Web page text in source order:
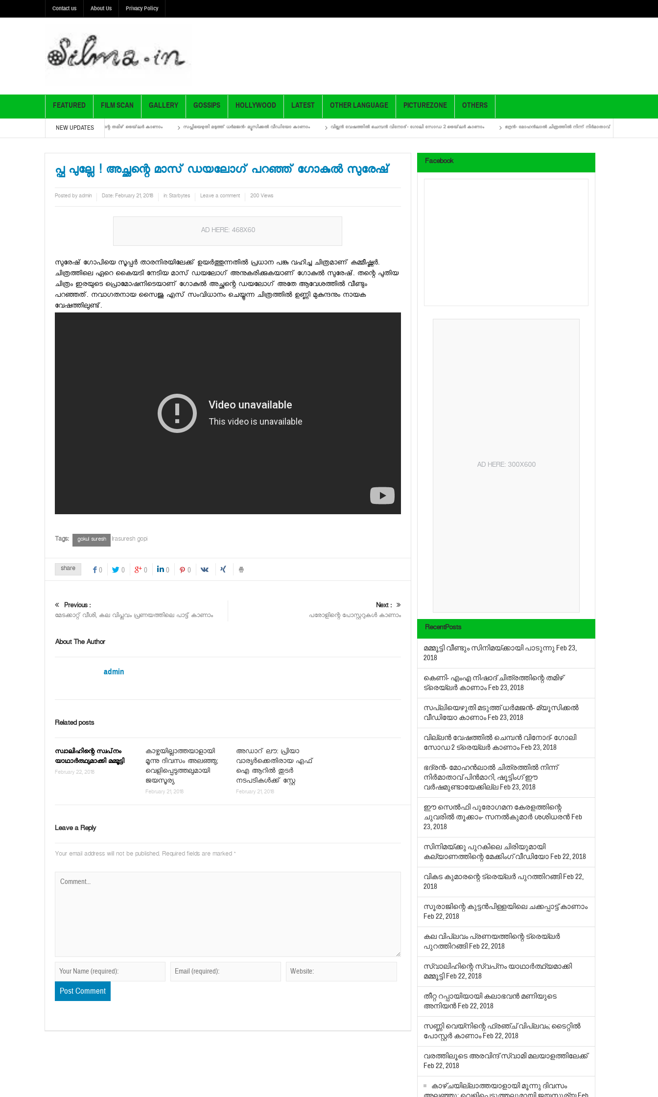
Contact us About Us Privacy Policy
FEATURED FILM SCAN GALLERY GOSSIPS HOLLYWOOD LATEST OTHER LANGUAGE PICTUREZONE OTHERS
NEW UPDATES
കെണി- എംഎ നിഷാദ് ചിത്രത്തിന്റെ തമിഴ് ട്രെയ്‌ലര്‍ കാണാം സപ്ലിയെഴുതി മടുത്ത് ധര്‍മജന്‍- മ്യൂസിക്കല്‍ വീഡിയോ കാണാം വില്ലന്‍ വേഷത്തില്‍ ചെമ്പന്‍ വിനോദ്- ഗോലി സോഡ 2 ട്രെയ്‌ലര്‍ കാണാം ഭദ്രന്‍- മോഹന്‍ലാല്‍ ചിത്രത്തില്‍ നിന്ന് നിര്‍മാതാവ് പിന്‍മാറി, ഷൂട്ടിംഗ് ഈ
പ്ഫ പുല്ലേ ! അച്ഛന്റെ മാസ് ഡയലോഗ് പറഞ്ഞ് ഗോകുൽ സുരേഷ്
Posted by admin Date: February 21, 2018 in: Starbytes Leave a comment 200 Views
AD HERE: 468X60
സുരേഷ് ഗോപിയെ സൂപ്പർ താരനിരയിലേക്ക് ഉയർത്തുന്നതിൽ പ്രധാന പങ്കു വഹിച്ച ചിത്രമാണ് കമ്മീഷ്ണർ.
ചിത്രത്തിലെ ഏറെ കൈയടി നേടിയ മാസ് ഡയലോഗ് അനുകരിക്കുകയാണ് ഗോകുൽ സുരേഷ്. തന്റെ പുതിയ
ചിത്രം ഇരയുടെ പ്രൊമോഷനിടെയാണ് ഗോകുൽ അച്ഛന്റെ ഡയലോഗ് അതേ ആവേശത്തിൽ വീണ്ടും
പറഞ്ഞത്. നവാഗതനായ സൈജു എസ് സംവിധാനം ചെയ്യുന്ന ചിത്രത്തിൽ ഉണ്ണി മുകുന്ദനും നായക
വേഷത്തിലുണ്ട്.
Tags: gokul suresh Irasuresh gopi
share 0 0 0 0 0
Previous :
മേടക്കാറ്റ് വീശി, കല വിപ്ലവം പ്രണയത്തിലെ പാട്ട് കാണാം
Next :
പരോളിന്റെ പോസ്റ്ററുകള്‍ കാണാം
About The Author
admin
Related posts
സ്വാലിഹിന്റെ സ്വപ്‌നം
യാഥാര്‍ത്ഥ്യമാക്കി മമ്മൂട്ടി
February 22, 2018
കാഴ്ചയില്ലാത്തയാളായി
മൂന്നു ദിവസം അലഞ്ഞു;
വെളിപ്പെടുത്തലുമായി
ജയസൂര്യ
February 21, 2018
അഡാറ് ലൗ: പ്രിയാ
വാര്യര്‍ക്കെതിരായ എഫ്
ഐ ആറില്‍ തുടര്‍
നടപടികള്‍ക്ക് സ്റ്റേ
February 21, 2018
Leave a Reply
Your email address will not be published. Required fields are marked *
Facebook
AD HERE: 300X600
RecentPosts
മമ്മൂട്ടി വീണ്ടും സിനിമയ്ക്കായി പാടുന്നു Feb 23,
2018
കെണി- എംഎ നിഷാദ് ചിത്രത്തിന്റെ തമിഴ്
ട്രെയ്‌ലര്‍ കാണാംFeb 23, 2018
സപ്ലിയെഴുതി മടുത്ത് ധര്‍മജന്‍- മ്യൂസിക്കല്‍
വീഡിയോ കാണാംFeb 23, 2018
വില്ലന്‍ വേഷത്തില്‍ ചെമ്പന്‍ വിനോദ്- ഗോലി
സോഡ 2 ട്രെയ്‌ലര്‍ കാണാംFeb 23, 2018
ഭദ്രന്‍- മോഹന്‍ലാല്‍ ചിത്രത്തില്‍ നിന്ന്
നിര്‍മാതാവ് പിന്‍മാറി, ഷൂട്ടിംഗ് ഈ
വര്‍ഷമുണ്ടായേക്കില്ല Feb 23, 2018
ഈ സെല്‍ഫി പുരോഗമന കേരളത്തിന്റെ
ചുവരില്‍ തൂക്കാം- സനല്‍കുമാര്‍ ശശിധരന്‍ Feb
23, 2018
സിനിമയ്ക്കു പുറകിലെ ചിരിയുമായി
കല്യാണത്തിന്റെ മേക്കിംഗ് വീഡിയോ Feb 22, 2018
വികട കുമാരന്റെ ട്രെയ്ലർ പുറത്തിറങ്ങി Feb 22,
2018
സൂരാജിന്റെ കുട്ടന്‍പിള്ളയിലെ ചക്കപ്പാട്ട് കാണാം
Feb 22, 2018
കല വിപ്ലവം പ്രണയത്തിന്റെ ട്രെയ്‌ലര്‍
പുറത്തിറങ്ങി Feb 22, 2018
സ്വാലിഹിന്റെ സ്വപ്‌നം യാഥാര്‍ത്ഥ്യമാക്കി
മമ്മൂട്ടി Feb 22, 2018
തീറ്റ റപ്പായിയായി കലാഭവന്‍ മണിയുടെ
അനിയന്‍ Feb 22, 2018
സണ്ണി വെയ്‌നിന്റെ ഫ്രഞ്ച് വിപ്ലവം; ടൈറ്റില്‍
പോസ്റ്റര്‍ കാണാംFeb 22, 2018
വരത്തിലൂടെ അരവിന്ദ് സ്വാമി മലയാളത്തിലേക്ക്
Feb 22, 2018
കാഴ്ചയില്ലാത്തയാളായി മൂന്നു ദിവസം